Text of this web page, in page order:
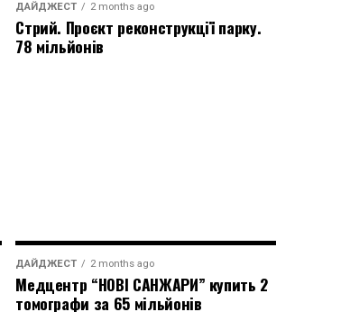
ДАЙДЖЕСТ 2 months ago
Стрий. Проєкт реконструкції парку.
78 мільйонів
ДАЙДЖЕСТ 2 months ago
Медцентр “НОВІ САНЖАРИ” купить 2
томографи за 65 мільйонів